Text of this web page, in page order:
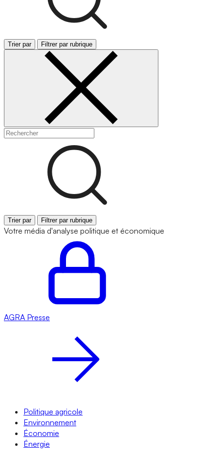
Trier par Filtrer par rubrique
Trier par Filtrer par rubrique
Votre média d'analyse politique et économique
AGRA Presse
Politique agricole
Environnement
Économie
Énergie